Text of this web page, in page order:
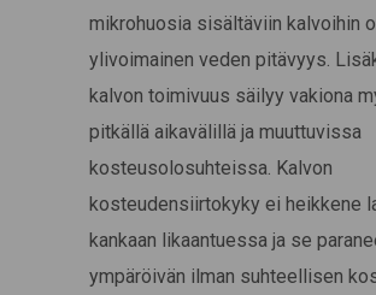
mikrohuosia sisältäviin kalvoihin
ylivoimainen veden pitävyys.
kalvon toimivuus säilyy vakiona
pitkällä aikavälillä ja muuttuvissa
kosteusolosuhteissa. Kalvon
kosteudensiirtokyky ei heikkene
kankaan likaantuessa ja se
ympäröivän ilman suhteellisen